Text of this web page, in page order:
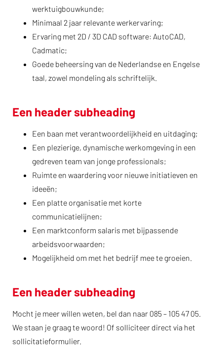
werktuigbouwkunde;
Minimaal 2 jaar relevante werkervaring;
Ervaring met 2D / 3D CAD software: AutoCAD,
Cadmatic;
Goede beheersing van de Nederlandse en Engelse
taal, zowel mondeling als schriftelijk.
Een header subheading
Een baan met verantwoordelijkheid en uitdaging;
Een plezierige, dynamische werkomgeving in een
gedreven team van jonge professionals;
Ruimte en waardering voor nieuwe initiatieven en
ideeën;
Een platte organisatie met korte
communicatielijnen;
Een marktconform salaris met bijpassende
arbeidsvoorwaarden;
Mogelijkheid om met het bedrijf mee te groeien.
Een header subheading
Mocht je meer willen weten, bel dan naar 085 – 105 47 05.
We staan je graag te woord! Of solliciteer direct via het
sollicitatieformulier.